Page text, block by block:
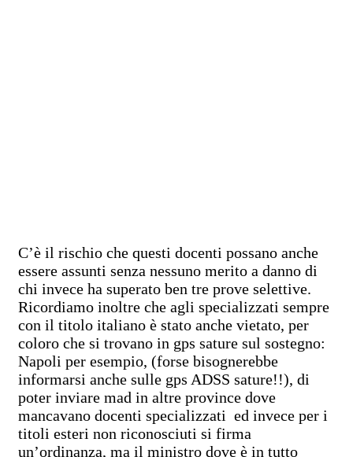
C’è il rischio che questi docenti possano anche
essere assunti senza nessuno merito a danno di
chi invece ha superato ben tre prove selettive.
Ricordiamo inoltre che agli specializzati sempre
con il titolo italiano è stato anche vietato, per
coloro che si trovano in gps sature sul sostegno:
Napoli per esempio, (forse bisognerebbe
informarsi anche sulle gps ADSS sature!!), di
poter inviare mad in altre province dove
mancavano docenti specializzati ed invece per i
titoli esteri non riconosciuti si firma
un’ordinanza, ma il ministro dove è in tutto